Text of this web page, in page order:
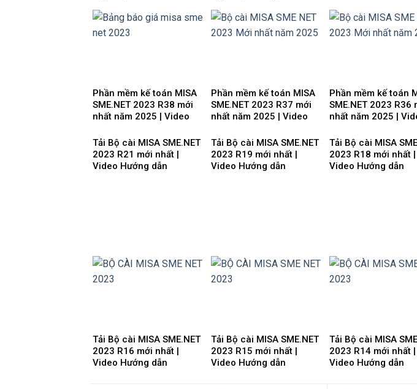
Hướng dẫn tải Download
cài đặt
Hướng dẫn tải Download
cài đặt
Phần mềm kế toán MISA
SME.NET 2023 R38 mới
nhất năm 2025 | Video
cài đặt
Phần mềm kế toán MISA
SME.NET 2023 R37 mới
nhất năm 2025 | Video
cài đặt
Phần mềm kế toán
SME.NET 2023 R36
nhất năm 2025 |
cài đặt
Tải Bộ cài MISA SME.NET
2023 R21 mới nhất |
Video Hướng dẫn
Tải Bộ cài MISA SME.NET
2023 R19 mới nhất |
Video Hướng dẫn
Tải Bộ cài MISA
2023 R18 mới nhất |
Video Hướng dẫn
Tải Bộ cài MISA SME.NET
2023 R16 mới nhất |
Video Hướng dẫn
Tải Bộ cài MISA SME.NET
2023 R15 mới nhất |
Video Hướng dẫn
Tải Bộ cài MISA
2023 R14 mới nhất |
Video Hướng dẫn